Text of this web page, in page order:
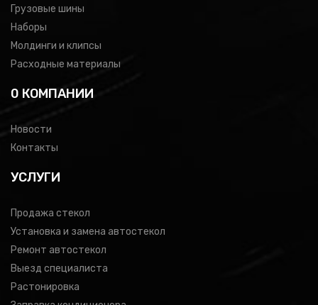
Грузовые шины
Наборы
Молдинги и клипсы
Расходные материалы
0 КОМПАНИИ
Новости
Контакты
УСЛУГИ
Продажа стекол
Установка и замена автостекол
Ремонт автостекол
Выезд специалиста
Растонировка